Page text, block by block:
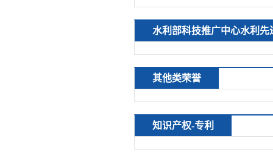
水利部科技推广中心水利
其他类荣誉
知识产权-专利